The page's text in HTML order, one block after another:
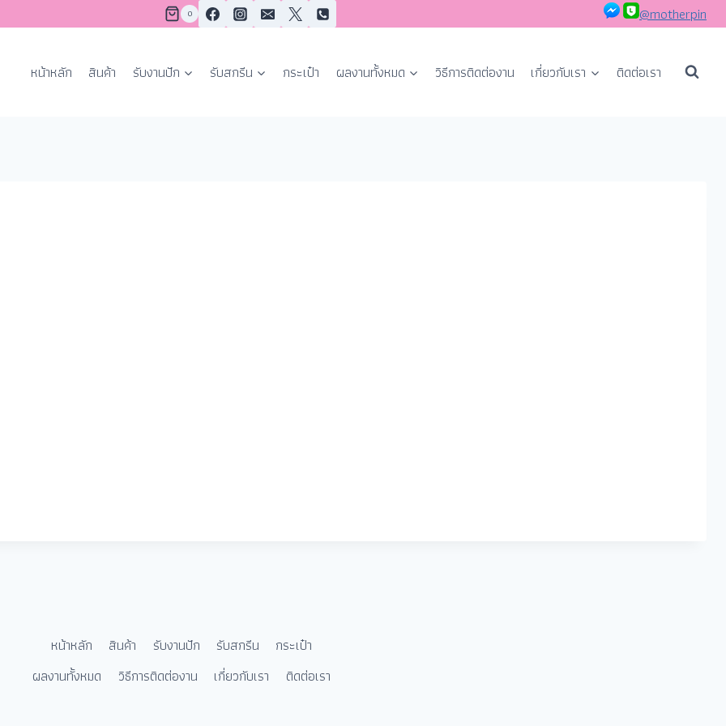
0 @motherpin
หน้าหลัก สินค้า รับงานปัก รับสกรีน กระเป๋า ผลงานทั้งหมด วิธีการติดต่องาน เกี่ยวกับเรา ติดต่อเรา
หน้าหลัก สินค้า รับงานปัก รับสกรีน
กระเป๋า
ผลงานทั้งหมด
วิธีการติดต่องาน เกี่ยวกับเรา ติดต่อเรา